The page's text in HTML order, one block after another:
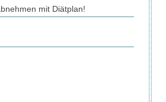
mit Diätplan!